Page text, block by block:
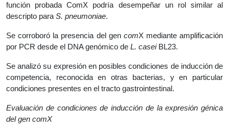
función probada ComX podría desempeñar un rol similar al
descripto para S. pneumoniae.
Se corroboró la presencia del gen comX mediante amplificación
por PCR desde el DNA genómico de L. caseiBL23.
Se analizó su expresión en posibles condiciones de inducción de
competencia, reconocida en otras bacterias, y en particular
condiciones presentes en el tracto gastrointestinal.
Evaluación de condiciones de inducción de la expresión génica
del gen comX